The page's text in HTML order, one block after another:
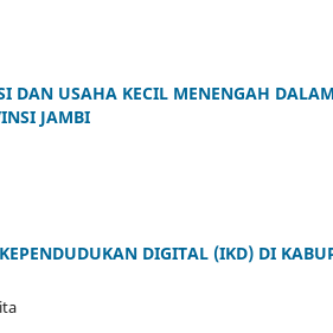
DAN USAHA KECIL MENENGAH
JAMBI
DIGITAL (IKD) DI